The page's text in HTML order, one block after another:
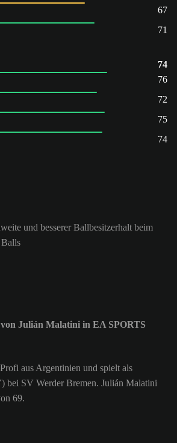
67
71
74
76
72
75
74
und besserer Ballbesitzerhalt beim
Julián Malatini in EA SPORTS
aus Argentinien und spielt als
bei SV Werder Bremen. Julián Malatini
69.